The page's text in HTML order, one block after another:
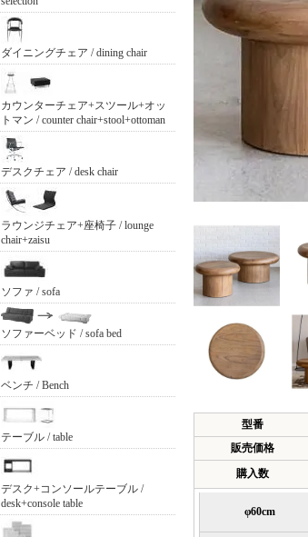
ダイニングチェア / dining chair
カウンターチェア+スツール+オッ
トマン / counter chair+stool+ottoman
デスクチェア / desk chair
ラウンジチェア+座椅子 / lounge
chair+zaisu
ソファ / sofa
ソファーベッド / sofa bed
ベンチ / Bench
テーブル / table
デスク+コンソールテーブル /
desk+console table
型番
販売価格
購入数
φ60cm